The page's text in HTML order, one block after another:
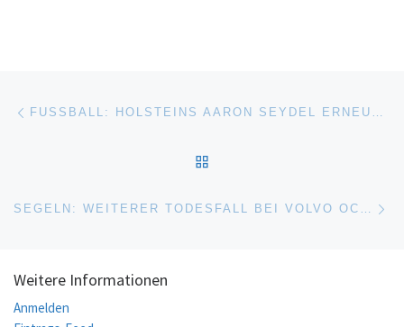
Beitragsnavigation FUSSBALL: HOLSTEINS AARON SEYDEL ERNEUT IM U21-KADER
SEGELN: WEITERER TODESFALL BEI VOLVO OCEAN RACE
Weitere Informationen
Anmelden